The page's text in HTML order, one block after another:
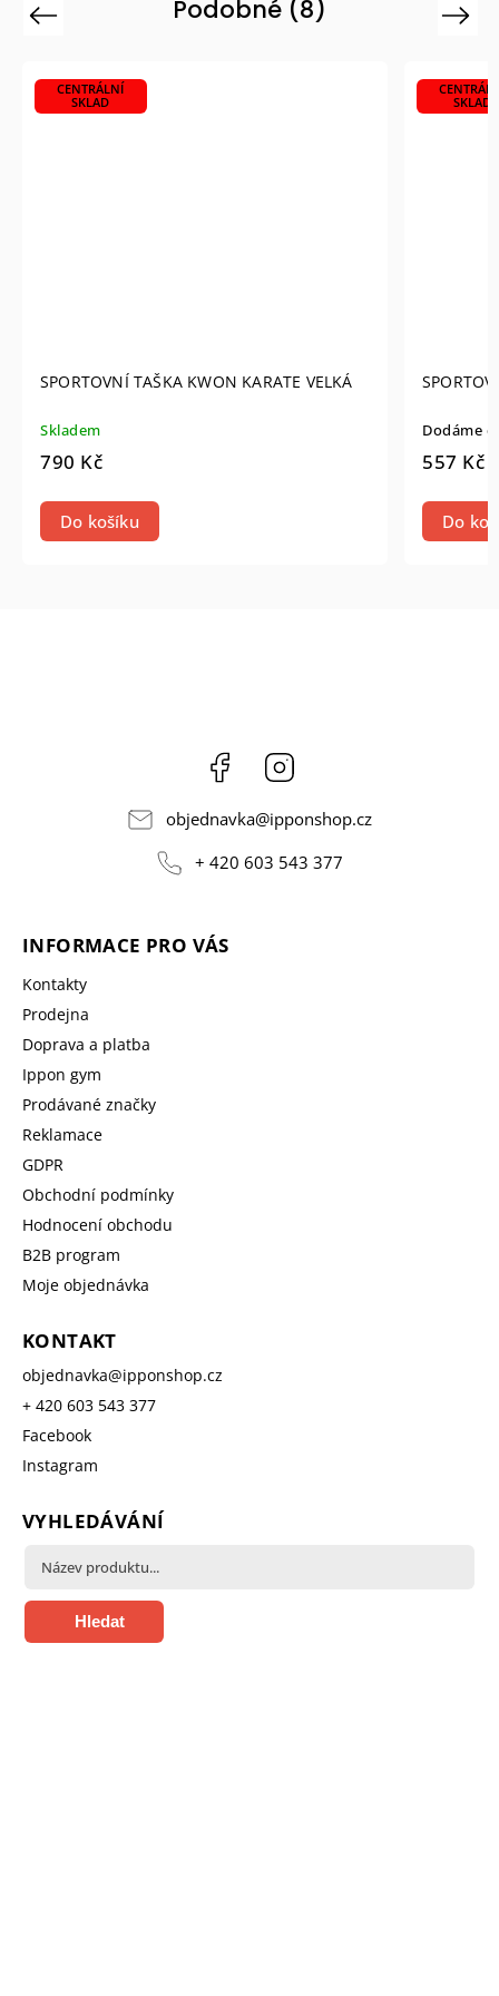
Podobné (8)
Previous
CENTRÁLNÍ
SKLAD
SPORTOVNÍ TAŠKA KWON KARATE VELKÁ
Skladem
790 Kč
Do košíku
SKLAD
Dodáme
557 Kč
Do
Next
Facebook
objednavka@ipponshop.cz
+ 420 603 543 377
INFORMACE PRO VÁS
Kontakty
Prodejna
Doprava a platba
Ippon gym
Prodávané značky
Reklamace
GDPR
Obchodní podmínky
Hodnocení obchodu
B2B program
Moje objednávka
KONTAKT
objednavka@ipponshop.cz
+ 420 603 543 377
Facebook
Instagram
VYHLEDÁVÁNÍ
Hledat